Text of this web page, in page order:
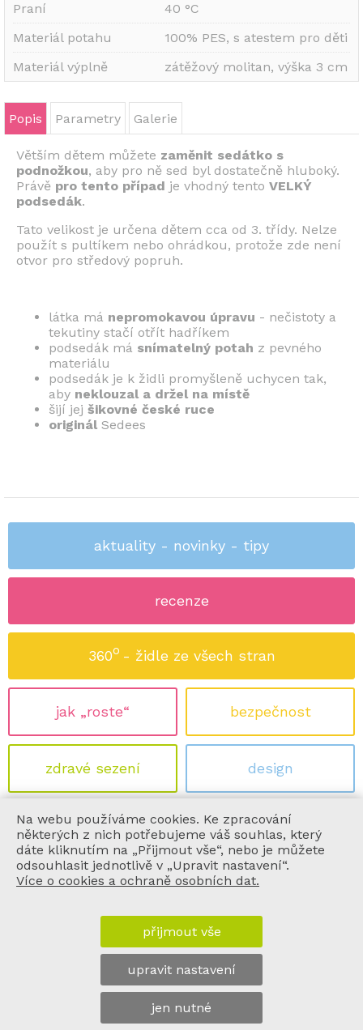
Praní
40 °C
Materiál potahu
100% PES, s atestem pro děti
Materiál výplně
zátěžový molitan, výška 3 cm
Popis Parametry Galerie
Větším dětem můžete zaměnit sedátko s
podnožkou, aby pro ně sed byl dostatečně hluboký.
Právě pro tento případ je vhodný tento VELKÝ
podsedák.
Tato velikost je určena dětem cca od 3. třídy. Nelze
použít s pultíkem nebo ohrádkou, protože zde není
otvor pro středový popruh.
látka má nepromokavou úpravu - nečistoty a
tekutiny stačí otřít hadříkem
podsedák má snímatelný potah z pevného
materiálu
podsedák je k židli promyšleně uchycen tak,
aby neklouzal a držel na místě
šijí jej šikovné české ruce
originál Sedees
aktuality - novinky - tipy
recenze
360o
- židle ze všech stran
jak „roste“ bezpečnost
zdravé sezení design
ekologie certifikace
vše o nákupu
Na webu používáme cookies. Ke zpracování
některých z nich potřebujeme váš souhlas, který
dáte kliknutím na „Přijmout vše“, nebo je můžete
odsouhlasit jednotlivě v „Upravit nastavení“.
Více o cookies a ochraně osobních dat.
přijmout vše
upravit nastavení
jen nutné